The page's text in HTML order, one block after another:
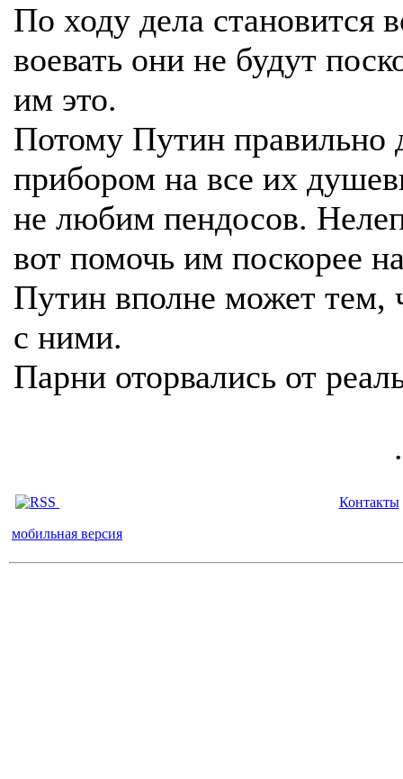
По ходу дела становится
воевать они не будут
им это.
Потому Путин правильно
прибором на все их
не любим пендосов.
вот помочь им поскорее
Путин вполне может тем,
с ними.
Парни оторвались от
.
Контакты
мобильная версия